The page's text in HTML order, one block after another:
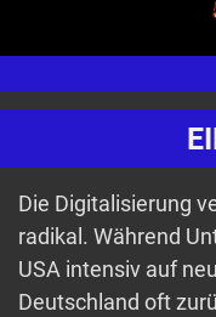
Die Digitalisierung
radikal. Während
USA intensiv auf
Deutschland oft